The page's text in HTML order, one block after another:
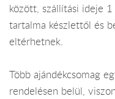
között, szállítási ideje 1
tartalma készlettől és
eltérhetnek.
Több ajándékcsomag
rendelésen belül,